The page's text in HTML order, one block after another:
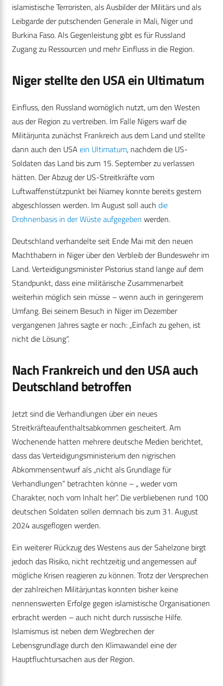
islamistische Terroristen, als Ausbilder der Militärs und als
Leibgarde der putschenden Generale in Mali, Niger und
Burkina Faso. Als Gegenleistung gibt es für Russland
Zugang zu Ressourcen und mehr Einfluss in die Region.
Niger stellte den USA ein Ultimatum
Einfluss, den Russland womöglich nutzt, um den Westen
aus der Region zu vertreiben. Im Falle Nigers warf die
Militärjunta zunächst Frankreich aus dem Land und stellte
dann auch den USA ein Ultimatum, nachdem die US-
Soldaten das Land bis zum 15. September zu verlassen
hätten. Der Abzug der US-Streitkräfte vom
Luftwaffenstützpunkt bei Niamey konnte bereits gestern
abgeschlossen werden. Im August soll auch die
Drohnenbasis in der Wüste aufgegeben werden.
Deutschland verhandelte seit Ende Mai mit den neuen
Machthabern in Niger über den Verbleib der Bundeswehr im
Land. Verteidigungsminister Pistorius stand lange auf dem
Standpunkt, dass eine militärische Zusammenarbeit
weiterhin möglich sein müsse – wenn auch in geringerem
Umfang. Bei seinem Besuch in Niger im Dezember
vergangenen Jahres sagte er noch: „Einfach zu gehen, ist
nicht die Lösung“.
Nach Frankreich und den USA auch
Deutschland betroffen
Jetzt sind die Verhandlungen über ein neues
Streitkräfteaufenthaltsabkommen gescheitert. Am
Wochenende hatten mehrere deutsche Medien berichtet,
dass das Verteidigungsministerium den nigrischen
Abkommensentwurf als „nicht als Grundlage für
Verhandlungen“ betrachten könne – „ weder vom
Charakter, noch vom Inhalt her“. Die verbliebenen rund 100
deutschen Soldaten sollen demnach bis zum 31. August
2024 ausgeflogen werden.
Ein weiterer Rückzug des Westens aus der Sahelzone birgt
jedoch das Risiko, nicht rechtzeitig und angemessen auf
mögliche Krisen reagieren zu können. Trotz der Versprechen
der zahlreichen Militärjuntas konnten bisher keine
nennenswerten Erfolge gegen islamistische Organisationen
erbracht werden – auch nicht durch russische Hilfe.
Islamismus ist neben dem Wegbrechen der
Lebensgrundlage durch den Klimawandel eine der
Hauptfluchtursachen aus der Region.